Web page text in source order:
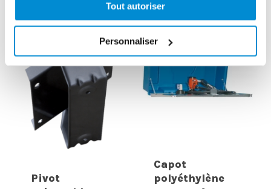
Tout autoriser
Personnaliser
Pivot
Capot
polyéthylène